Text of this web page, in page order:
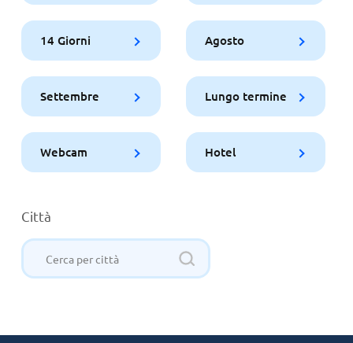
14 Giorni Agosto
Settembre Lungo termine
Webcam Hotel
Città